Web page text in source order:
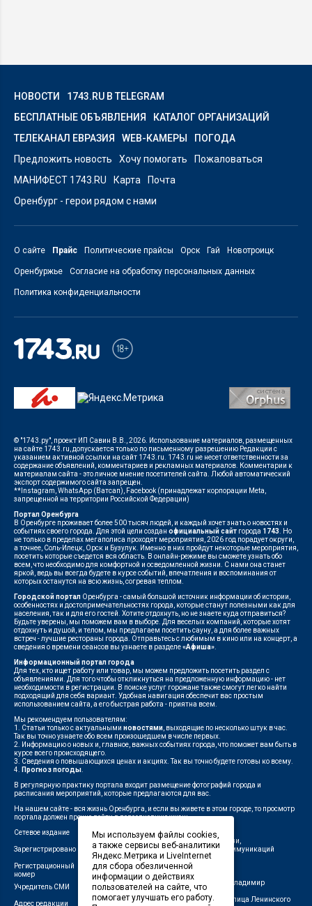
НОВОСТИ
1743.RU В TELEGRAM
БЕСПЛАТНЫЕ ОБЪЯВЛЕНИЯ
КАТАЛОГ ОРГАНИЗАЦИЙ
ТЕЛЕКАНАЛ ЕВРАЗИЯ
WEB-КАМЕРЫ
ПОГОДА
Предложить новость
Хочу помогать
Пожаловаться
МАНИФЕСТ 1743.RU
Карта
Почта
Оренбург - герои рядом с нами
О сайте Прайс Политические прайсы Орск Гай Новотроицк
Оренбуржье Согласие на обработку персональных данных
Политика конфиденциальности
© "1743.ру", проект ИП Савин В.В., 2026. Использование материалов, размещенных
на сайте 1743.ru, допускается только по письменному разрешению Редакции с
указанием активной ссылки на сайт 1743.ru. 1743.ru не несет ответственности за
содержание объявлений, комментариев и рекламных материалов. Комментарии к
материалам сайта - это личное мнение посетителей сайта. Любой автоматический
экспорт содержимого сайта запрещен.
**Instagram, WhatsApp (Ватсап), Facebook (принадлежат корпорации Meta,
запрещенной на территории Российской Федерации)
Портал Оренбурга
В Оренбурге проживает более 500 тысяч людей, и каждый хочет знать о новостях и
событиях своего города. Для этой цели создан официальный сайт города 1743 . Но
не только в пределах мегаполиса проходят мероприятия, 2026 год порадует округи,
а точнее, Соль-Илецк, Орск и Бузулук. Именно в них пройдут некоторые мероприятия,
посетить которые съедется вся область. В онлайн-режиме вы сможете узнать обо
всем, что необходимо для комфортной и осведомленной жизни. С нами она станет
яркой, ведь вы всегда будете в курсе событий, впечатления и воспоминания от
которых останутся на всю жизнь, согревая теплом.
Городской портал Оренбурга - самый большой источник информации об истории,
особенностях и достопримечательностях города, которые станут полезными как для
населения, так и для его гостей. Хотите отдохнуть, но не знаете куда отправиться?
Будьте уверены, мы поможем вам в выборе. Для веселых компаний, которые хотят
отдохнуть и душой, и телом, мы предлагаем посетить сауну, а для более важных
встреч - лучшие рестораны города. Отправьтесь с любимым в кино или на концерт, а
сведения о времени сеансов вы узнаете в разделе«Афиша»
Информационный портал города
Для тех, кто ищет работу или товар, мы можем предложить посетить раздел с
объявлениями. Для того чтобы откликнуться на предложенную информацию - нет
необходимости в регистрации. В поиске услуг горожане также смогут легко найти
подходящий для себя вариант. Удобная навигация обеспечит вас простым
использованием сайта, а его быстрая работа - приятна всем.
Мы рекомендуем пользователям:
1. Статьи только с актуальными новостями , выходящие по несколько штук в час.
Так вы точно узнаете обо всем произошедшем в числе первых.
2. Информацию о новых и, главное, важных событиях города, что поможет вам быть в
курсе всего происходящего.
3. Сведения о повышающихся ценах и акциях. Так вы точно будете готовы ко всему.
4.
Прогноз погоды
В регулярную практику портала входит размещение фотографий города и
расписания мероприятий, которые предлагаются для вас.
На нашем сайте - вся жизнь Оренбурга, и если вы живете в этом городе, то просмотр
портала должен прочно войти в повседневную жизнь.
Сетевое издание
"1743"
Зарегистрировано
Федеральной службой по надзору в сфере связи,
информационных технологий и массовых коммуникаций
(Роскомнадзор)
Регистрационный
номер
ЭЛ № ФС 77-75960 от 19.06.2019 г.
Учредитель СМИ
Индивидуальный предприниматель Савин Владимир
Валерьевич
Адрес редакции
462411, Оренбургская область, город Орск, улица Ленинского
Мы используем файлы cookies,
а также сервисы веб-аналитики
Яндекс.Метрика и LiveInternet
для сбора обезличенной
информации о действиях
пользователей на сайте, что
помогает улучшать его работу.